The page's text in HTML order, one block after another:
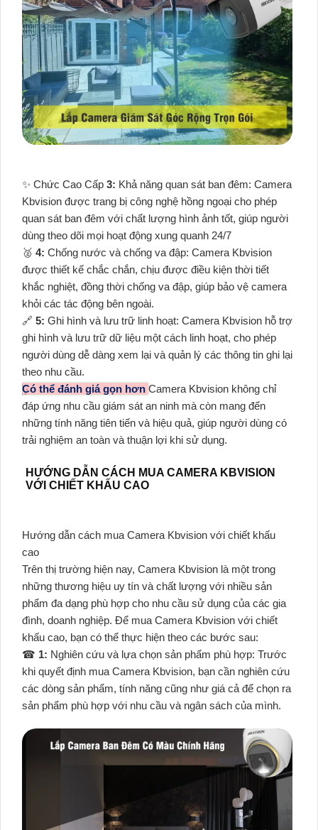
✨ Chức Cao Cấp 3: Khả năng quan sát ban đêm: Camera
Kbvision được trang bị công nghệ hồng ngoại cho phép
quan sát ban đêm với chất lượng hình ảnh tốt, giúp người
dùng theo dõi mọi hoạt động xung quanh 24/7
️🥈 4: Chống nước và chống va đập: Camera Kbvision
được thiết kế chắc chắn, chịu được điều kiện thời tiết
khắc nghiệt, đồng thời chống va đập, giúp bảo vệ camera
khỏi các tác động bên ngoài.
🔗 5: Ghi hình và lưu trữ linh hoạt: Camera Kbvision hỗ trợ
ghi hình và lưu trữ dữ liệu một cách linh hoạt, cho phép
người dùng dễ dàng xem lại và quản lý các thông tin ghi lại
theo nhu cầu.
Có thể đánh giá gọn hơn Camera Kbvision không chỉ
đáp ứng nhu cầu giám sát an ninh mà còn mang đến
những tính năng tiên tiến và hiệu quả, giúp người dùng có
trải nghiệm an toàn và thuận lợi khi sử dụng.
HƯỚNG DẪN CÁCH MUA CAMERA KBVISION
VỚI CHIẾT KHẤU CAO
Hướng dẫn cách mua Camera Kbvision với chiết khấu
cao
Trên thị trường hiện nay, Camera Kbvision là một trong
những thương hiệu uy tín và chất lượng với nhiều sản
phẩm đa dạng phù hợp cho nhu cầu sử dụng của các gia
đình, doanh nghiệp. Để mua Camera Kbvision với chiết
khấu cao, bạn có thể thực hiện theo các bước sau:
☎ 1: Nghiên cứu và lựa chọn sản phẩm phù hợp: Trước
khi quyết định mua Camera Kbvision, bạn cần nghiên cứu
các dòng sản phẩm, tính năng cũng như giá cả để chọn ra
sản phẩm phù hợp với nhu cầu và ngân sách của mình.